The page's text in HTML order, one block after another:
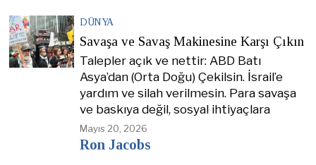
DÜNYA
Savaşa ve Savaş Makinesine Karşı Çıkın
Talepler açık ve nettir: ABD Batı
Asya’dan (Orta Doğu) Çekilsin. İsrail’e
yardım ve silah verilmesin. Para savaşa
ve baskıya değil, sosyal ihtiyaçlara
Mayıs 20, 2026
Ron Jacobs